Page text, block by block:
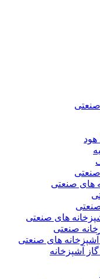
هود
های صنعتی
های صنعتی
صنعتی
آشپزخانه های صنعتی
آشپزخانه